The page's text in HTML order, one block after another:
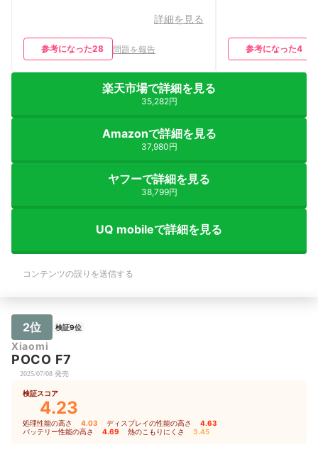
詳細を見る
参考になった28 問題を報告 参考になった4
楽天市場で詳細を見る
35,282円
Amazonで詳細を見る
37,980円
ヤフーで詳細を見る
38,799円
UQ mobileで詳細を見る
コンテンツの誤りを送信する
2位 検証9位
Xiaomi
POCO F7
2025/07/08 発売
検証スコア
4.23
処理性能の高さ 4.03 ディスプレイの性能の高さ 4.63
バッテリー性能の高さ 4.69 熱のこもりにくさ 3.45